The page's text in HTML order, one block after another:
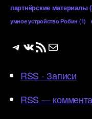
партнёрские материалы
умное устройство Робин (1)
Telegram
ВКонтакте
RSS-лентаПочта
RSS - Записи
RSS —